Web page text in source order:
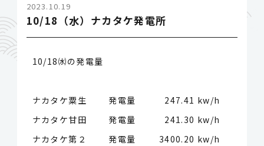
2023.10.19
10/18（水）ナカタケ発電所
10/18㈬の発電量
ナカタケ粟生 発電量
247.41 kw/h
ナカタケ甘田 発電量
241.30 kw/h
ナカタケ第２ 発電量
3400.20 kw/h